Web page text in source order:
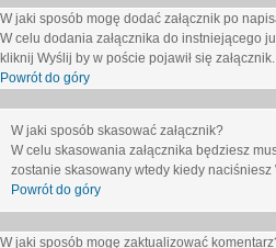
W jaki sposób mogę dodać załącznik po
W celu dodania załącznika do instniejącego
kliknij Wyślij by w poście pojawił się załącznik.
Powrót do góry
W jaki sposób skasować załącznik?
W celu skasowania załącznika będziesz
zostanie skasowany wtedy kiedy naciśniesz
Powrót do góry
W jaki sposób mogę zaktualizować